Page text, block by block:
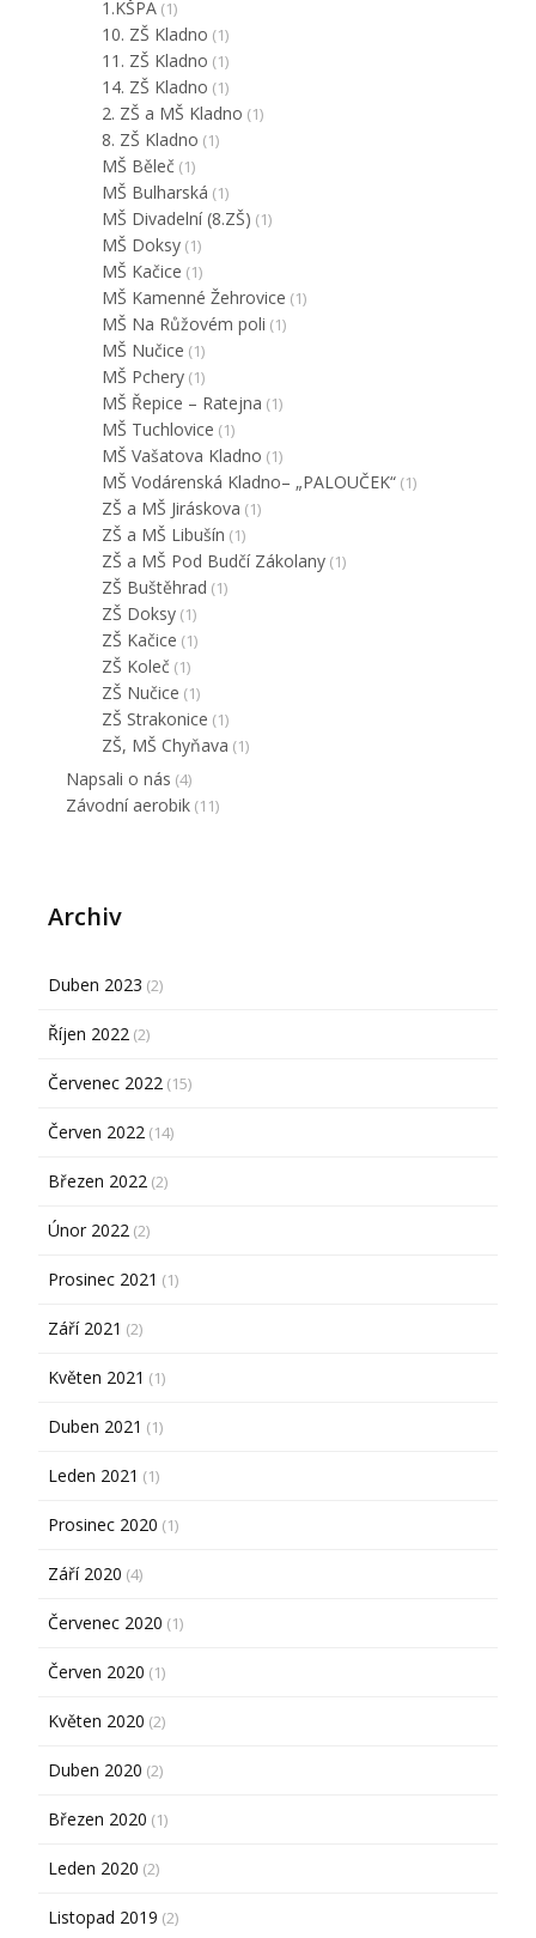
1.KŠPA (1)
10. ZŠ Kladno (1)
11. ZŠ Kladno (1)
14. ZŠ Kladno (1)
2. ZŠ a MŠ Kladno (1)
8. ZŠ Kladno (1)
MŠ Běleč (1)
MŠ Bulharská (1)
MŠ Divadelní (8.ZŠ) (1)
MŠ Doksy (1)
MŠ Kačice (1)
MŠ Kamenné Žehrovice (1)
MŠ Na Růžovém poli (1)
MŠ Nučice (1)
MŠ Pchery (1)
MŠ Řepice – Ratejna (1)
MŠ Tuchlovice (1)
MŠ Vašatova Kladno (1)
MŠ Vodárenská Kladno– „PALOUČEK“ (1)
ZŠ a MŠ Jiráskova (1)
ZŠ a MŠ Libušín (1)
ZŠ a MŠ Pod Budčí Zákolany (1)
ZŠ Buštěhrad (1)
ZŠ Doksy (1)
ZŠ Kačice (1)
ZŠ Koleč (1)
ZŠ Nučice (1)
ZŠ Strakonice (1)
ZŠ, MŠ Chyňava (1)
Napsali o nás (4)
Závodní aerobik (11)
Archiv
Duben 2023 (2)
Říjen 2022 (2)
Červenec 2022 (15)
Červen 2022 (14)
Březen 2022 (2)
Únor 2022 (2)
Prosinec 2021 (1)
Září 2021 (2)
Květen 2021 (1)
Duben 2021 (1)
Leden 2021 (1)
Prosinec 2020 (1)
Září 2020 (4)
Červenec 2020 (1)
Červen 2020 (1)
Květen 2020 (2)
Duben 2020 (2)
Březen 2020 (1)
Leden 2020 (2)
Listopad 2019 (2)